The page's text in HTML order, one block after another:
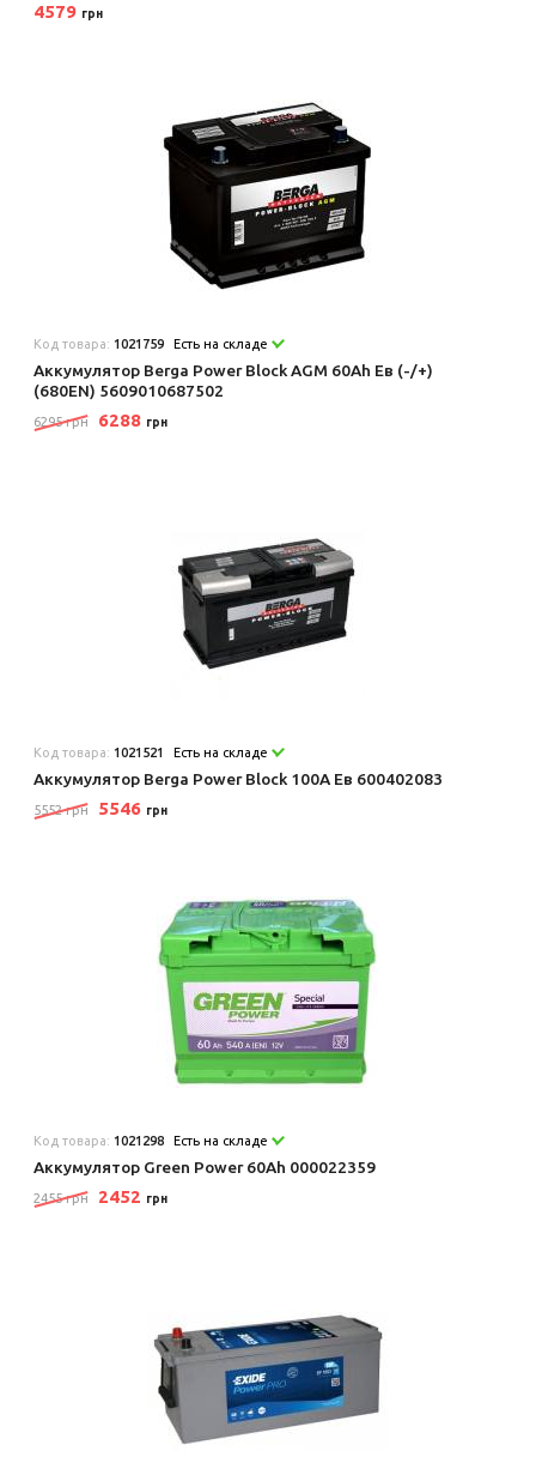
4579 грн
Код товара: 1021759 Есть на складе
Аккумулятор Berga Power Block AGM 60Ah Ев (-/+)
(680EN) 5609010687502
6295 грн 6288 грн
Код товара: 1021521 Есть на складе
Аккумулятор Berga Power Block 100А Ев 600402083
5552 грн 5546 грн
Код товара: 1021298 Есть на складе
Аккумулятор Green Power 60Аh 000022359
2455 грн 2452 грн